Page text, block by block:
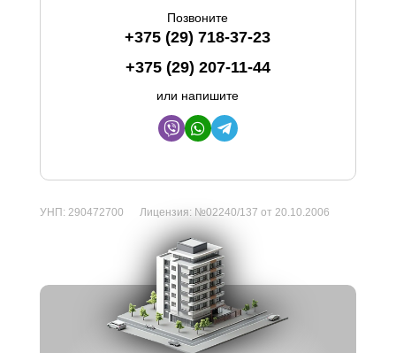
Позвоните
+375 (29) 718-37-23
+375 (29) 207-11-44
или напишите
УНП: 290472700 Лицензия: №02240/137 от 20.10.2006